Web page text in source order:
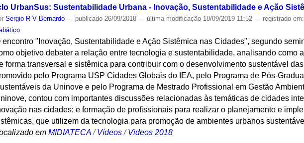
UrbanSus: Sustentabilidade Urbana - Inovação, Sustentabilidade e Ação
Sergio R V Bernardo — publicado 26/09/2018— última modificação 18/09/2019 11:52— registrado em:
encontro "Inovação, Sustentabilidade e Ação Sistêmica nas Cidades", segundo
objetivo debater a relação entre tecnologia e sustentabilidade, analisando como
forma transversal e sistêmica para contribuir com o desenvolvimento sustentável
pelo Programa USP Cidades Globais do IEA, pelo Programa de Pós-
da Uninove e pelo Programa de Mestrado Profissional em Gestão
contou com importantes discussões relacionadas às temáticas de cidades
nas cidades; e formação de profissionais para realizar o planejamento e
que utilizem da tecnologia para promoção de ambientes urbanos
em MIDIATECA /Vídeos /Videos 2018